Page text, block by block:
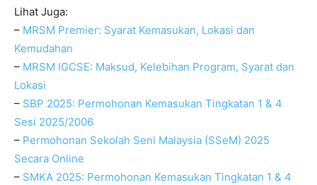
Lihat Juga:
– MRSM Premier: Syarat Kemasukan, Lokasi dan
Kemudahan
– MRSM IGCSE: Maksud, Kelebihan Program, Syarat dan
Lokasi
– SBP 2025: Permohonan Kemasukan Tingkatan 1 & 4
Sesi 2025/2006
– Permohonan Sekolah Seni Malaysia (SSeM) 2025
Secara Online
– SMKA 2025: Permohonan Kemasukan Tingkatan 1 & 4